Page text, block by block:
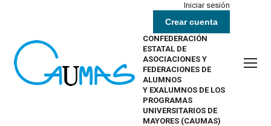
Iniciar sesión
Crear cuenta
CONFEDERACIÓN
ESTATAL DE
ASOCIACIONES Y
FEDERACIONES DE
ALUMNOS
Y EXALUMNOS DE LOS
PROGRAMAS
UNIVERSITARIOS DE
MAYORES (CAUMAS)